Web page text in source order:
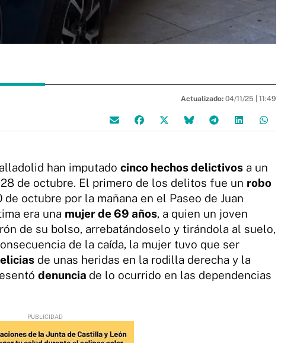
Actualizado: 04/11/25 | 11:49
han imputado cinco hechos delictivos a un
de octubre. El primero de los delitos fue un robo
octubre por la mañana en el Paseo de Juan
era una mujer de 69 años, a quien un joven
de su bolso, arrebatándoselo y tirándola al suelo,
de la caída, la mujer tuvo que ser
de unas heridas en la rodilla derecha y la
denuncia de lo ocurrido en las dependencias